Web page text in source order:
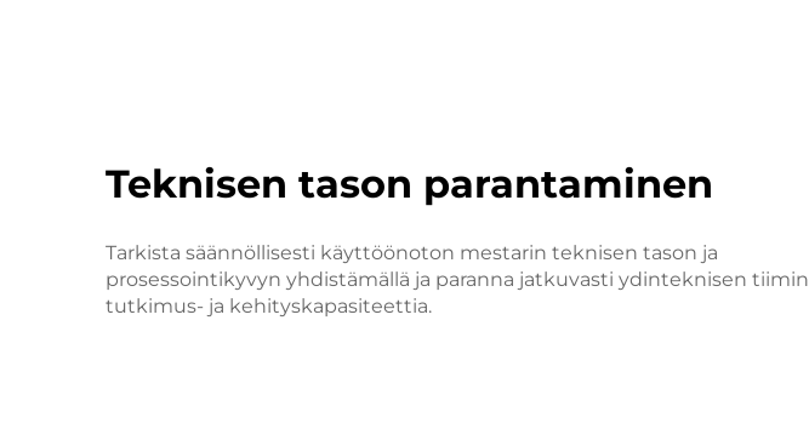
Teknisen tason parantaminen
Tarkista säännöllisesti käyttöönoton mestarin teknisen tason ja
prosessointikyvyn yhdistämällä ja paranna jatkuvasti ydinteknisen tiimin
tutkimus- ja kehityskapasiteettia.